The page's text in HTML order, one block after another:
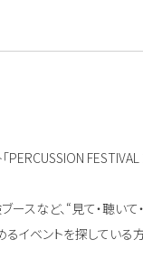
FESTIVAL
ースなど、“見て・聴い
ベントを探している方